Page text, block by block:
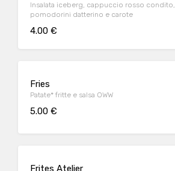
Insalata iceberg, cappuccio rosso condito,
pomodorini datterino e carote
4.00 €
Fries
Patate* fritte e salsa OWW
5.00 €
Frites Atelier